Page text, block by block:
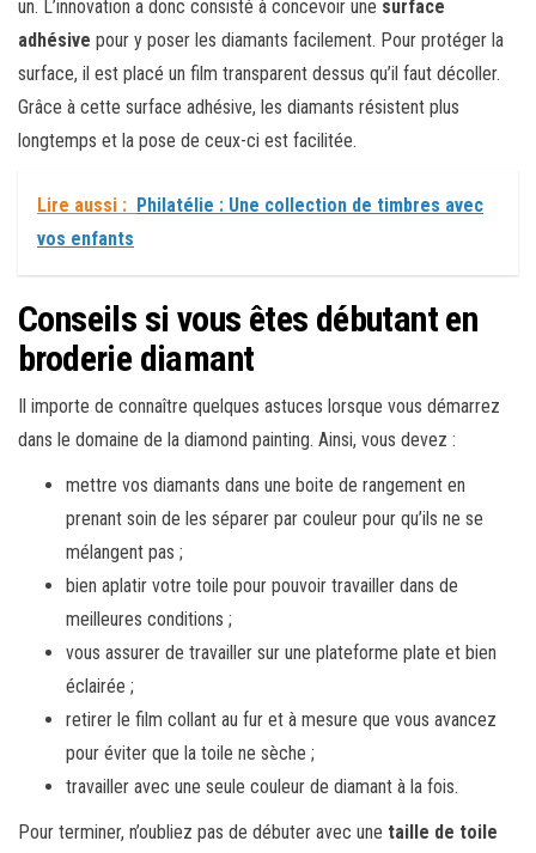
un. L’innovation a donc consisté à concevoir une surface
adhésive pour y poser les diamants facilement. Pour protéger la
surface, il est placé un film transparent dessus qu’il faut décoller.
Grâce à cette surface adhésive, les diamants résistent plus
longtemps et la pose de ceux-ci est facilitée.
Lire aussi : Philatélie : Une collection de timbres avec
vos enfants
Conseils si vous êtes débutant en
broderie diamant
Il importe de connaître quelques astuces lorsque vous démarrez
dans le domaine de la diamond painting. Ainsi, vous devez :
mettre vos diamants dans une boite de rangement en
prenant soin de les séparer par couleur pour qu’ils ne se
mélangent pas ;
bien aplatir votre toile pour pouvoir travailler dans de
meilleures conditions ;
vous assurer de travailler sur une plateforme plate et bien
éclairée ;
retirer le film collant au fur et à mesure que vous avancez
pour éviter que la toile ne sèche ;
travailler avec une seule couleur de diamant à la fois.
Pour terminer, n’oubliez pas de débuter avec une taille de toile